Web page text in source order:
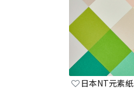
日本NT元素紙